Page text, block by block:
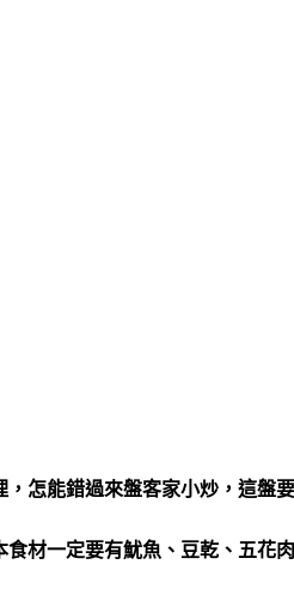
怎能錯過來盤客家小炒， 這盤
食材一定要有魷魚、豆乾、五花